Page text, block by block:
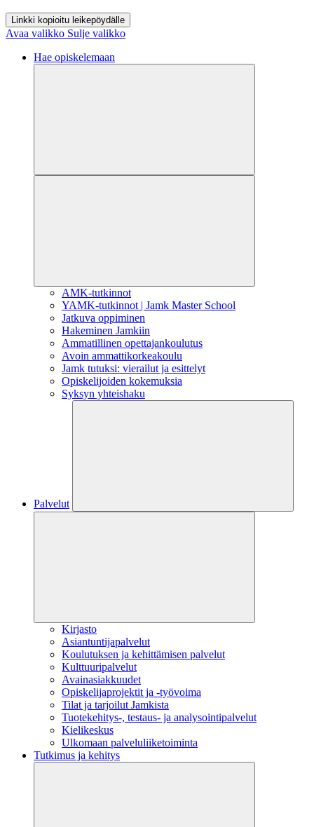
Linkki kopioitu leikepöydälle
Avaa valikko Sulje valikko
Hae opiskelemaan
AMK-tutkinnot
YAMK-tutkinnot | Jamk Master School
Jatkuva oppiminen
Hakeminen Jamkiin
Ammatillinen opettajankoulutus
Avoin ammattikorkeakoulu
Jamk tutuksi: vierailut ja esittelyt
Opiskelijoiden kokemuksia
Syksyn yhteishaku
Palvelut
Kirjasto
Asiantuntijapalvelut
Koulutuksen ja kehittämisen palvelut
Kulttuuripalvelut
Avainasiakkuudet
Opiskelijaprojektit​ ja -työvoima
Tilat ja tarjoilut Jamkista
Tuotekehitys-, testaus- ja analysointipalvelut
Kielikeskus
Ulkomaan palveluliiketoiminta
Tutkimus ja kehitys